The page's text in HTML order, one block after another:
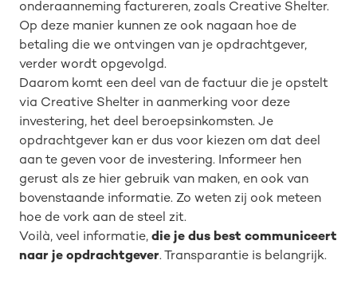
onderaanneming factureren, zoals Creative Shelter.
Op deze manier kunnen ze ook nagaan hoe de
betaling die we ontvingen van je opdrachtgever,
verder wordt opgevolgd.
Daarom komt een deel van de factuur die je opstelt
via Creative Shelter in aanmerking voor deze
investering, het deel beroepsinkomsten. Je
opdrachtgever kan er dus voor kiezen om dat deel
aan te geven voor de investering. Informeer hen
gerust als ze hier gebruik van maken, en ook van
bovenstaande informatie. Zo weten zij ook meteen
hoe de vork aan de steel zit.
Voilà, veel informatie, die je dus best communiceert
naar je opdrachtgever. Transparantie is belangrijk.